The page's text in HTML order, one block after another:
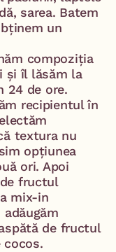
sarea. Batem
un
compoziția
și îl lăsăm la
24 de ore.
recipientul în
textura nu
opțiunea
ori. Apoi
fructul
mix-in
de fructul
cocos.